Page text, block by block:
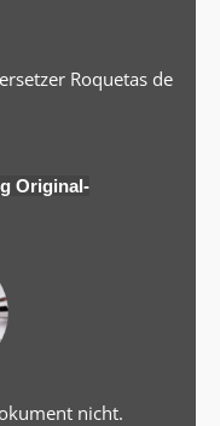
Roquetas de
Original-
nicht.